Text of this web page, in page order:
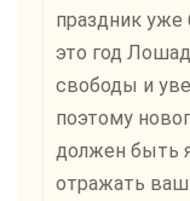
праздник уже
это год
свободы и
поэтому
должен быть
отражать ваш